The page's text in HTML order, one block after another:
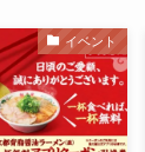
イベント